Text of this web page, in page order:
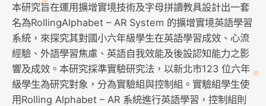
本研究旨在運用擴增實境技術及字母拼讀教具設計出一套
名為RollingAlphabet – AR System 的擴增實境英語學習
系統，來探究其對國小六年級學生在英語學習成效、心流
經驗、外語學習焦慮、英語自我效能及後設認知能力之影
響及成效。本研究採準實驗研究法，以新北市123 位六年
級學生為研究對象，分為實驗組與控制組。實驗組學生使
用Rolling Alphabet – AR 系統進行英語學習，控制組則